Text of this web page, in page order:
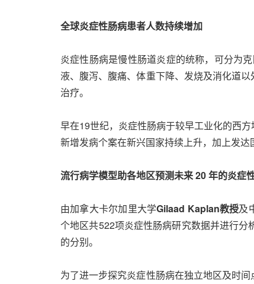
全球炎症性肠病患者人数持续增加
炎症性肠病是慢性肠道炎症的统称，可分为
液、腹泻、腹痛、体重下降、发烧及消化道
治疗。
早在19世纪，炎症性肠病于较早工业化的西
新增发病个案在新兴国家持续上升，加上发
流行病学模型助各地区预测未来20年的炎症
由加拿大卡尔加里大学Gilaad Kaplan教授及
个地区共522项炎症性肠病研究数据并进行
的分别。
为了进一步探究炎症性肠病在独立地区及时